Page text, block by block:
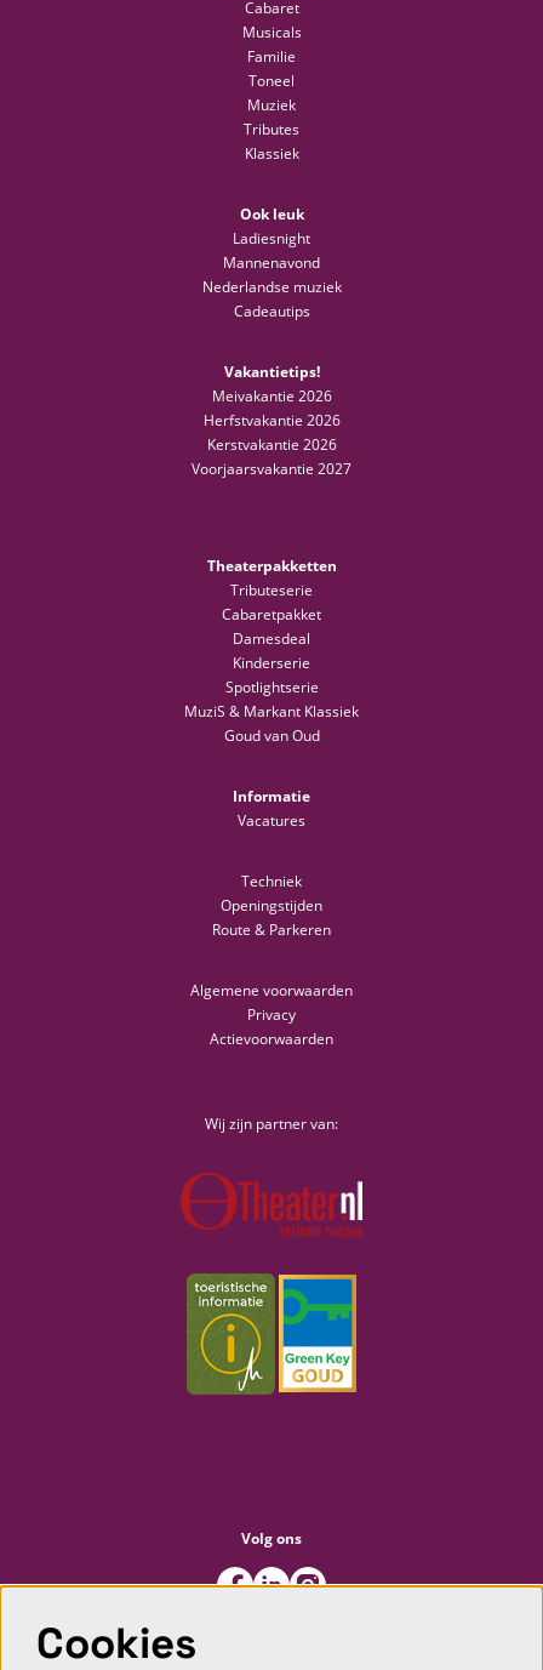
Cabaret
Musicals
Familie
Toneel
Muziek
Tributes
Klassiek
Ook leuk
Ladiesnight
Mannenavond
Nederlandse muziek
Cadeautips
Vakantietips!
Meivakantie 2026
Herfstvakantie 2026
Kerstvakantie 2026
Voorjaarsvakantie 2027
Theaterpakketten
Tributeserie
Cabaretpakket
Damesdeal
Kinderserie
Spotlightserie
MuziS & Markant Klassiek
Goud van Oud
Informatie
Vacatures
Techniek
Openingstijden
Route & Parkeren
Algemene voorwaarden
Privacy
Actievoorwaarden
Wij zijn partner van:
Volg ons
Meld je aan voor de nieuwsbrief
Cookies